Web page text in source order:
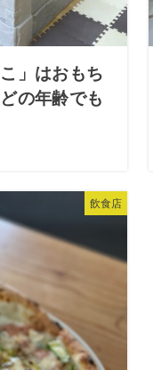
」はおもち
の年齢でも
飲食店